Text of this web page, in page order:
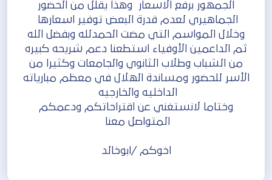
الجمهور برفع الاسعار وهذا يقلل من الحضور
الجماهيري لعدم قدرة البعض توفير اسعارها
‏وخلال المواسم التي مضت الحمدلله وبفضل الله
ثم الداعمين الأوفياء استطعنا دعم شريحه كبيره
من الشباب وطلاب الثانوي والجامعات وكثيرا من
الأسر للحضور ومساندة الهلال في معظم مبارياته
الداخليه والخارجيه
‏وختاما لانستغني عن اقتراحاتكم ودعمكم
المتواصل معنا
‏اخوكم /ابوخالد